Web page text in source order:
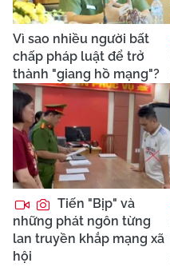
Vì sao nhiều người bất
chấp pháp luật để trở
thành "giang hồ mạng"?
Tiến "Bịp" và
những phát ngôn từng
lan truyền khắp mạng xã
hội